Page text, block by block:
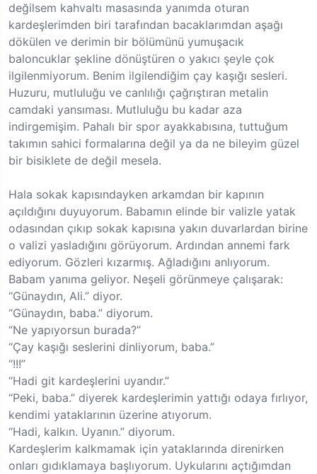
değilsem kahvaltı masasında yanımda oturan
kardeşlerimden biri tarafından bacaklarımdan aşağı
dökülen ve derimin bir bölümünü yumuşacık
baloncuklar şekline dönüştüren o yakıcı şeyle çok
ilgilenmiyorum. Benim ilgilendiğim çay kaşığı sesleri.
Huzuru, mutluluğu ve canlılığı çağrıştıran metalin
camdaki yansıması. Mutluluğu bu kadar aza
indirgemişim. Pahalı bir spor ayakkabısına, tuttuğum
takımın sahici formalarına değil ya da ne bileyim güzel
bir bisiklete de değil mesela.
Hala sokak kapısındayken arkamdan bir kapının
açıldığını duyuyorum. Babamın elinde bir valizle yatak
odasından çıkıp sokak kapısına yakın duvarlardan birine
o valizi yasladığını görüyorum. Ardından annemi fark
ediyorum. Gözleri kızarmış. Ağladığını anlıyorum.
Babam yanıma geliyor. Neşeli görünmeye çalışarak:
“Günaydın, Ali.” diyor.
“Günaydın, baba.” diyorum.
“Ne yapıyorsun burada?”
“Çay kaşığı seslerini dinliyorum, baba.”
“!!!”
“Hadi git kardeşlerini uyandır.”
“Peki, baba.” diyerek kardeşlerimin yattığı odaya fırlıyor,
kendimi yataklarının üzerine atıyorum.
“Hadi, kalkın. Uyanın.” diyorum.
Kardeşlerim kalkmamak için yataklarında direnirken
onları gıdıklamaya başlıyorum. Uykularını açtığımdan